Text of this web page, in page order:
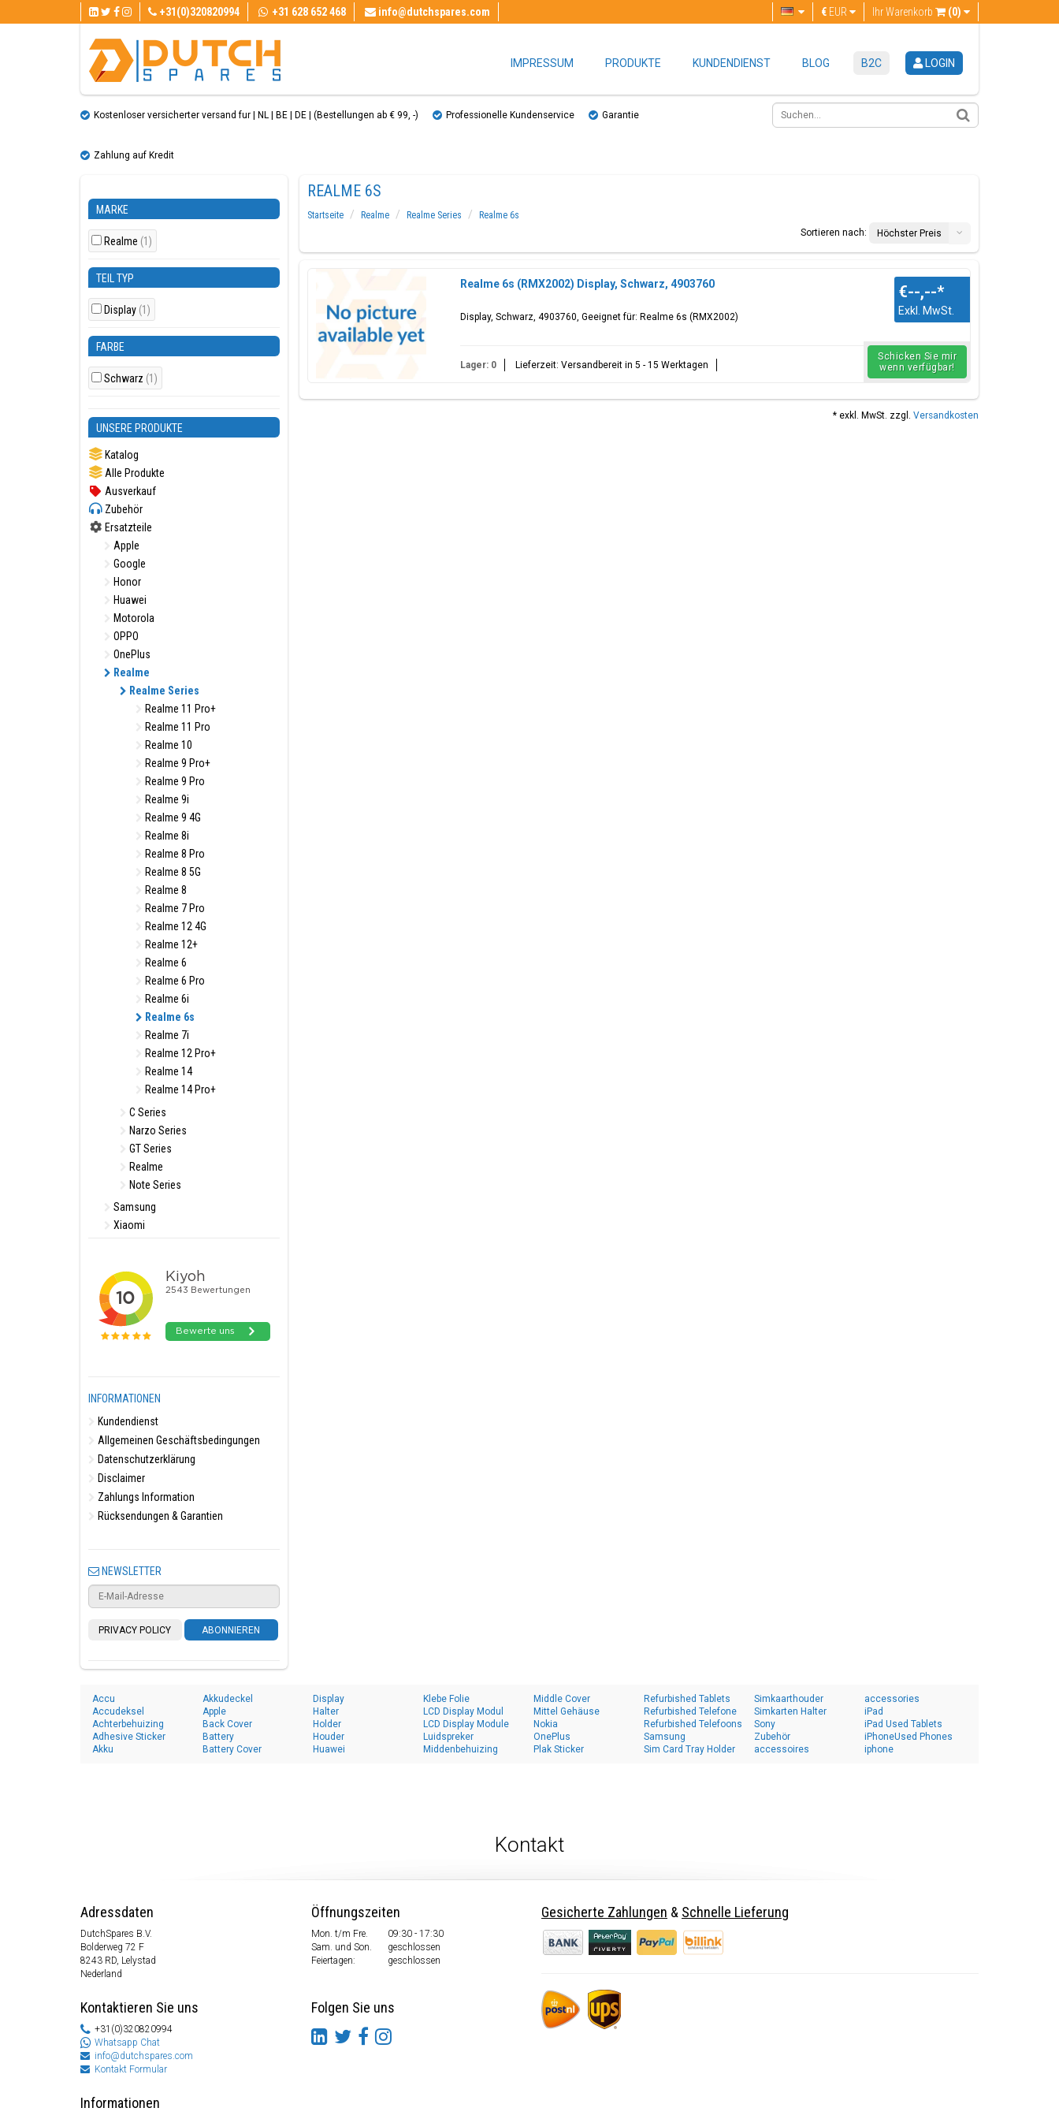
+31(0)320820994 +31 628 652 468 info@dutchspares.com Ihr Warenkorb (0)
€ EUR
IMPRESSUM PRODUKTE KUNDENDIENST BLOG B2C LOGIN
Kostenloser versicherter versand fur | NL | BE | DE | (Bestellungen ab € 99, ​​-) Professionelle Kundenservice Garantie
Zahlung auf Kredit
MARKE
Realme (1)
TEIL TYP
Display (1)
FARBE
Schwarz (1)
UNSERE PRODUKTE
Katalog
Alle Produkte
Ausverkauf
Zubehör
Ersatzteile
Apple
Google
Honor
Huawei
Motorola
OPPO
OnePlus
Realme
Realme Series
Realme 11 Pro+
Realme 11 Pro
Realme 10
Realme 9 Pro+
Realme 9 Pro
Realme 9i
Realme 9 4G
Realme 8i
Realme 8 Pro
Realme 8 5G
Realme 8
Realme 7 Pro
Realme 12 4G
Realme 12+
Realme 6
Realme 6 Pro
Realme 6i
Realme 6s
Realme 7i
Realme 12 Pro+
Realme 14
Realme 14 Pro+
C Series
Narzo Series
GT Series
Realme
Note Series
Samsung
Xiaomi
INFORMATIONEN
Kundendienst
Allgemeinen Geschäftsbedingungen
Datenschutzerklärung
Disclaimer
Zahlungs Information
Rücksendungen & Garantien
NEWSLETTER
PRIVACY POLICY ABONNIEREN
REALME 6S
Startseite Realme Realme Series
Realme 6s
Sortieren nach:
Höchster Preis
Realme 6s (RMX2002) Display, Schwarz, 4903760
Display, Schwarz, 4903760, Geeignet für: Realme 6s (RMX2002)
€--,--*
Exkl. MwSt.
Lager: 0 Lieferzeit: Versandbereit in 5 - 15 Werktagen
Schicken Sie mir
wenn verfügbar!
* exkl. MwSt. zzgl. Versandkosten
Accu
Accudeksel
Achterbehuizing
Adhesive Sticker
Akku
Akkudeckel
Apple
Back Cover
Battery
Battery Cover
Display
Halter
Holder
Houder
Huawei
Klebe Folie
LCD Display Modul
LCD Display Module
Luidspreker
Middenbehuizing
Middle Cover
Mittel Gehäuse
Nokia
OnePlus
Plak Sticker
Refurbished Tablets
Refurbished Telefone
Refurbished Telefoons
Samsung
Sim Card Tray Holder
Simkaarthouder
Simkarten Halter
Sony
Zubehör
accessoires
accessories
iPad
iPad Used Tablets
iPhoneUsed Phones
iphone
Kontakt
Adressdaten
DutchSpares B.V.
Bolderweg 72 F
8243 RD, Lelystad
Nederland
Kontaktieren Sie uns
+31(0)320820994
Whatsapp Chat
info@dutchspares.com
Kontakt Formular
Informationen
Öffnungszeiten
Mon. t/m Fre.
09:30 - 17:30
Sam. und Son.
geschlossen
Feiertagen:
geschlossen
Folgen Sie uns
Gesicherte Zahlungen & Schnelle Lieferung